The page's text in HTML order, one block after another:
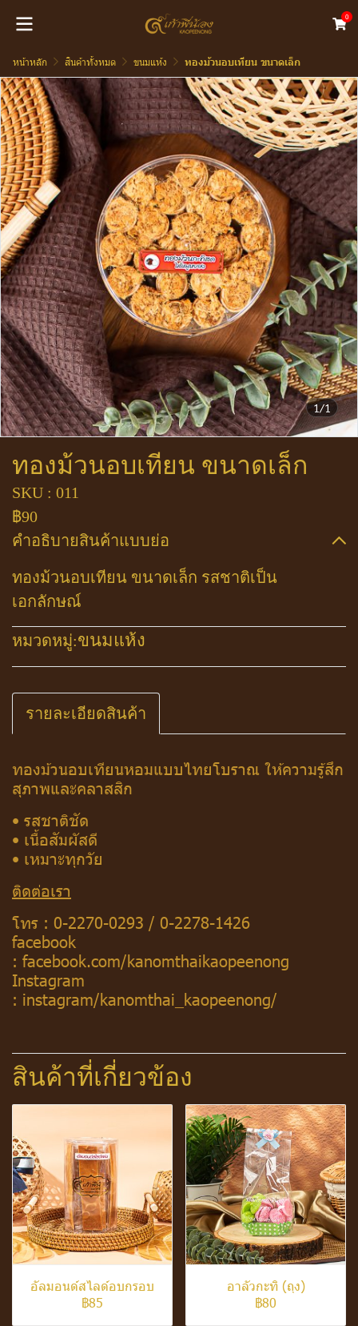
0
หน้าหลัก สินค้าทั้งหมด ขนมแห้ง ทองม้วนอบเทียน ขนาดเล็ก
1/1
ทองม้วนอบเทียน ขนาดเล็ก
SKU : 011
฿90
คำอธิบายสินค้าแบบย่อ
ทองม้วนอบเทียน ขนาดเล็ก รสชาติเป็น
เอกลักษณ์
หมวดหมู่:ขนมแห้ง
รายละเอียดสินค้า
ทองม้วนอบเทียนหอมแบบไทยโบราณ ให้ความรู้สึก
สุภาพและคลาสสิก
• รสชาติชัด
• เนื้อสัมผัสดี
• เหมาะทุกวัย
ติดต่อเรา
โทร : 0-2270-0293 / 0-2278-1426
facebook
: facebook.com/kanomthaikaopeenong
Instagram
: instagram/kanomthai_kaopeenong/
สินค้าที่เกี่ยวข้อง
อัลมอนด์สไลด์อบกรอบ
฿85
อาลัวกะทิ (ถุง)
฿80